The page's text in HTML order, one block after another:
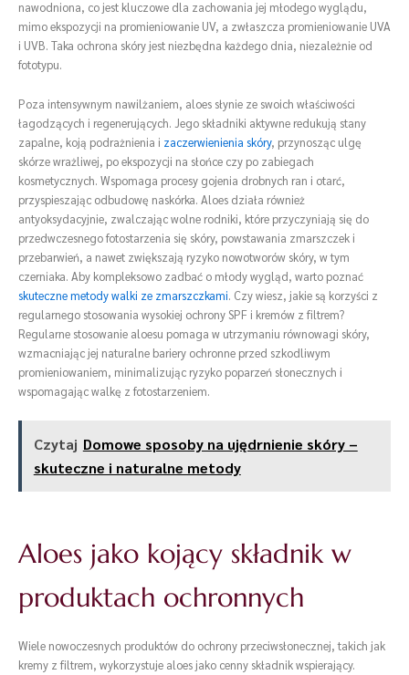
nawodniona, co jest kluczowe dla zachowania jej młodego wyglądu,
mimo ekspozycji na promieniowanie UV, a zwłaszcza promieniowanie UVA
i UVB. Taka ochrona skóry jest niezbędna każdego dnia, niezależnie od
fototypu.
Poza intensywnym nawilżaniem, aloes słynie ze swoich właściwości
łagodzących i regenerujących. Jego składniki aktywne redukują stany
zapalne, koją podrażnienia i zaczerwienienia skóry, przynosząc ulgę
skórze wrażliwej, po ekspozycji na słońce czy po zabiegach
kosmetycznych. Wspomaga procesy gojenia drobnych ran i otarć,
przyspieszając odbudowę naskórka. Aloes działa również
antyoksydacyjnie, zwalczając wolne rodniki, które przyczyniają się do
przedwczesnego fotostarzenia się skóry, powstawania zmarszczek i
przebarwień, a nawet zwiększają ryzyko nowotworów skóry, w tym
czerniaka. Aby kompleksowo zadbać o młody wygląd, warto poznać
skuteczne metody walki ze zmarszczkami. Czy wiesz, jakie są korzyści z
regularnego stosowania wysokiej ochrony SPF i kremów z filtrem?
Regularne stosowanie aloesu pomaga w utrzymaniu równowagi skóry,
wzmacniając jej naturalne bariery ochronne przed szkodliwym
promieniowaniem, minimalizując ryzyko poparzeń słonecznych i
wspomagając walkę z fotostarzeniem.
Czytaj Domowe sposoby na ujędrnienie skóry –
skuteczne i naturalne metody
Aloes jako kojący składnik w
produktach ochronnych
Wiele nowoczesnych produktów do ochrony przeciwsłonecznej, takich jak
kremy z filtrem, wykorzystuje aloes jako cenny składnik wspierający.